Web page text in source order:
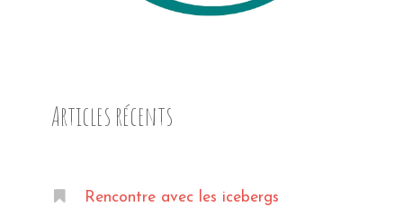
Articles récents
Rencontre avec les icebergs